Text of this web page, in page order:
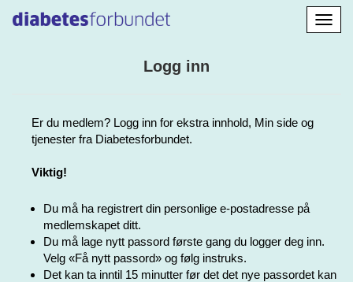
Logg inn
Er du medlem? Logg inn for ekstra innhold, Min side og
tjenester fra Diabetesforbundet.
Viktig!
Du må ha registrert din personlige e-postadresse på
medlemskapet ditt.
Du må lage nytt passord første gang du logger deg inn.
Velg «Få nytt passord» og følg instruks.
Det kan ta inntil 15 minutter før det det nye passordet kan